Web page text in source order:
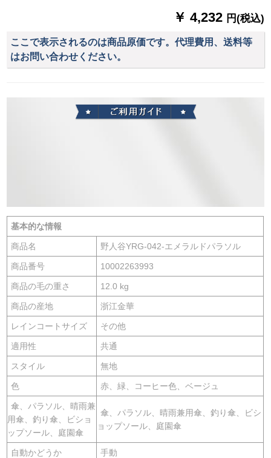
￥ 4,232 円(税込)
ここで表示されるのは商品原価です。代理費用、送料等
はお問い合わせください。
基本的な情報
商品名 野人谷YRG-042-エメラルドパラソル
商品番号 10002263993
商品の毛の重さ 12.0 kg
商品の産地 浙江金華
レインコートサイズ その他
適用性 共通
スタイル 無地
色 赤、緑、コーヒー色、ベージュ
傘、パラソル、晴雨兼
用傘、釣り傘、ビショ
ップソール、庭園傘
傘、パラソル、晴雨兼用傘、釣り傘、ビシ
ョップソール、庭園傘
自動かどうか 手動